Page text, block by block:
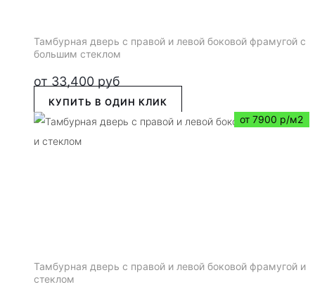
Тамбурная дверь с правой и левой боковой фрамугой с
большим стеклом
от 33,400 руб
КУПИТЬ В ОДИН КЛИК
от 7900 р/м2
Тамбурная дверь с правой и левой боковой фрамугой и
стеклом